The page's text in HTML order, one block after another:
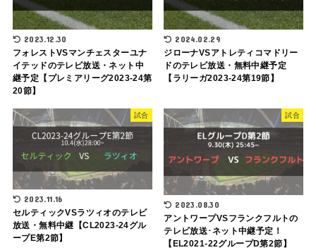
2023.12.30
フォレストVSマンチェスターユナ
イテッドのテレビ放送・ネット中
継予定【プレミアリーグ2023-24第
20節】
2024.02.29
ジローナVSアトレティコマドリー
ドのテレビ放送・無料中継予定
【ラリーガ2023-24第19節】
試合
2023.11.16
セルティックVSラツィオのテレビ
放送・無料中継【CL2023-24グル
ープE第2節】
試合
2023.08.30
アントワープVSフランクフルトの
テレビ放送･ネット中継予定！
【EL2021-22グループD第2節】